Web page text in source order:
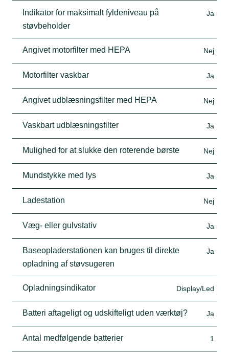
Indikator for maksimalt fyldeniveau på
støvbeholder
Ja
Angivet motorfilter med HEPA Nej
Motorfilter vaskbar Ja
Angivet udblæsningsfilter med HEPA Nej
Vaskbart udblæsningsfilter Ja
Mulighed for at slukke den roterende børste Nej
Mundstykke med lys Ja
Ladestation Nej
Væg- eller gulvstativ Ja
Baseopladerstationen kan bruges til direkte
opladning af støvsugeren
Ja
Opladningsindikator Display/Led
Batteri aftageligt og udskifteligt uden værktøj? Ja
Antal medfølgende batterier 1